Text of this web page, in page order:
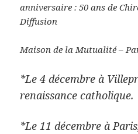
anniversaire :50 ans de
Diffusion
Maison de la Mutualité –
*Le 4 décembre à
renaissance catholique.
*Le 11 décembre à